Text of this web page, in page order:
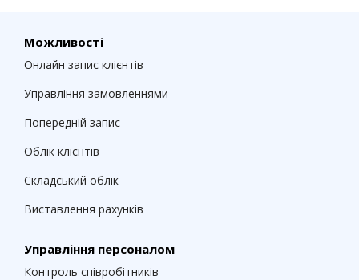
Можливості
Онлайн запис клієнтів
Управління замовленнями
Попередній запис
Облік клієнтів
Складський облік
Виставлення рахунків
Управління персоналом
Контроль співробітників